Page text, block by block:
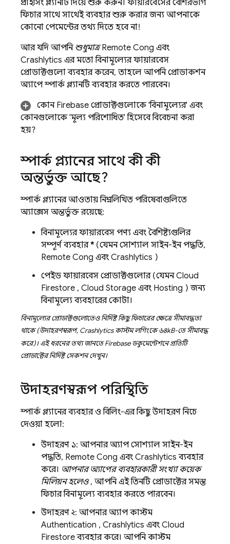
প্রাইসিং প্ল্যানটি দিয়ে শুরু করুন। ফায়ারবেসের বেশিরভাগ
ফিচার সাথে সাথেই ব্যবহার শুরু করার জন্য আপনাকে
কোনো পেমেন্টের তথ্য দিতে হবে না!
আর যদি আপনি শুধুমাত্র Remote Config এবং
Crashlytics এর মতো বিনামূল্যের ফায়ারবেস
প্রোডাক্টগুলো ব্যবহার করেন, তাহলে আপনি প্রোডাকশন
অ্যাপে স্পার্ক প্ল্যানটি ব্যবহার করতে পারবেন।
কোন Firebase প্রোডাক্টগুলোকে 'বিনামূল্যের' এবং
কোনগুলোকে 'মূল্য পরিশোধিত' হিসেবে বিবেচনা করা
হয়?
স্পার্ক প্ল্যানের সাথে কী কী
অন্তর্ভুক্ত আছে?
স্পার্ক প্ল্যানের আওতায় নিম্নলিখিত পরিষেবাগুলিতে
অ্যাক্সেস অন্তর্ভুক্ত রয়েছে:
বিনামূল্যের ফায়ারবেস পণ্য এবং বৈশিষ্ট্যগুলির
সম্পূর্ণ ব্যবহার* (যেমন সোশ্যাল সাইন-ইন পদ্ধতি,
Remote Config এবং Crashlytics )
পেইড ফায়ারবেস প্রোডাক্টগুলোর (যেমনCloud
Firestore , Cloud Storage এবং Hosting ) জন্য
বিনামূল্যে ব্যবহারের কোটা।
বিনামূল্যের প্রোডাক্টগুলোতেও নির্দিষ্ট কিছু ফিচারের ক্ষেত্রে সীমাবদ্ধতা
থাকে (উদাহরণস্বরূপ, Crashlyticsকাস্টম লগিংকে ৬৪kB-তে সীমাবদ্ধ
করে)। এই ধরনের তথ্য জানতে Firebase ডকুমেন্টেশনে প্রতিটি
প্রোডাক্টের নির্দিষ্ট সেকশন দেখুন।
উদাহরণস্বরূপ পরিস্থিতি
স্পার্ক প্ল্যানের ব্যবহার ও বিলিং-এর কিছু উদাহরণ নিচে
দেওয়া হলো:
উদাহরণ ১: আপনার অ্যাপ সোশ্যাল সাইন-ইন
পদ্ধতি, Remote Config এবং Crashlytics ব্যবহার
করে। আপনার অ্যাপের ব্যবহারকারী সংখ্যা কয়েক
মিলিয়ন হলেও, আপনি এই তিনটি প্রোডাক্টের সমস্ত
ফিচার বিনামূল্যে ব্যবহার করতে পারবেন।
উদাহরণ ২: আপনার অ্যাপ কাস্টম
Authentication , Crashlytics এবং Cloud
Firestoreব্যবহার করে। আপনি কাস্টম